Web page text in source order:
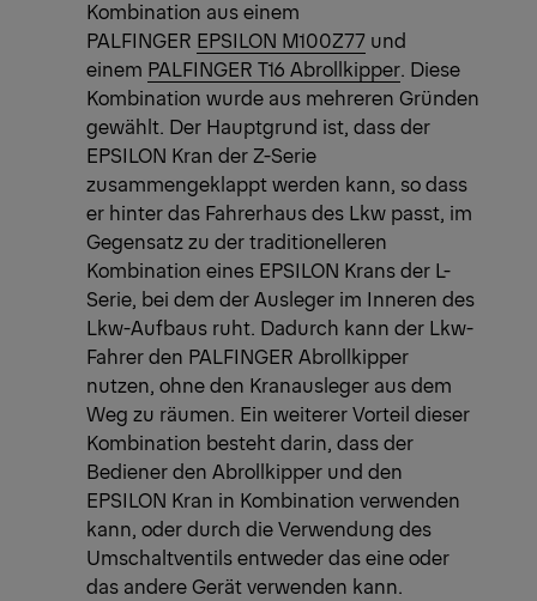
Kombination aus einem
PALFINGER EPSILON M100Z77 und
einem PALFINGER T16 Abrollkipper. Diese
Kombination wurde aus mehreren Gründen
gewählt. Der Hauptgrund ist, dass der
EPSILON Kran der Z-Serie
zusammengeklappt werden kann, so dass
er hinter das Fahrerhaus des Lkw passt, im
Gegensatz zu der traditionelleren
Kombination eines EPSILON Krans der L-
Serie, bei dem der Ausleger im Inneren des
Lkw-Aufbaus ruht. Dadurch kann der Lkw-
Fahrer den PALFINGER Abrollkipper
nutzen, ohne den Kranausleger aus dem
Weg zu räumen. Ein weiterer Vorteil dieser
Kombination besteht darin, dass der
Bediener den Abrollkipper und den
EPSILON Kran in Kombination verwenden
kann, oder durch die Verwendung des
Umschaltventils entweder das eine oder
das andere Gerät verwenden kann.